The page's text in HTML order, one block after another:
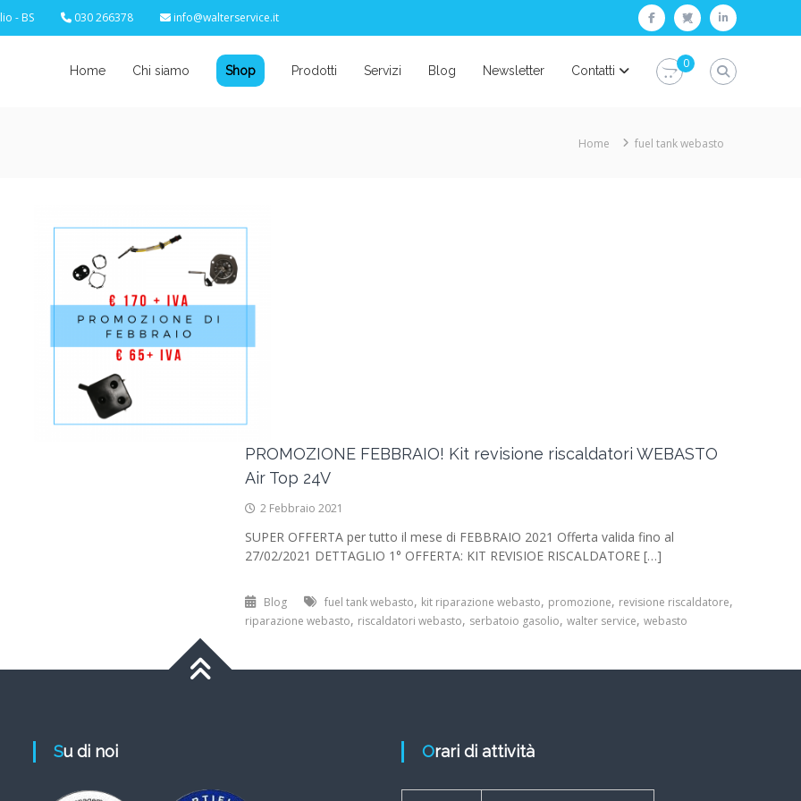
- BS 030 266378 info@walterservice.it facebooktwitterlinkedin
Home Chi siamo Shop Prodotti Servizi Blog Newsletter Contatti
0
Home fuel tank webasto
PROMOZIONE FEBBRAIO! Kit revisione riscaldatori WEBASTO
Air Top 24V
2 Febbraio 2021
SUPER OFFERTA per tutto il mese di FEBBRAIO 2021 Offerta valida fino al
27/02/2021 DETTAGLIO 1° OFFERTA: KIT REVISIOE RISCALDATORE […]
Blog fuel tank webasto, kit riparazione webasto, promozione, revisione riscaldatore,
riparazione webasto, riscaldatori webasto, serbatoio gasolio, walter service, webasto
Su di noi Orari di attività